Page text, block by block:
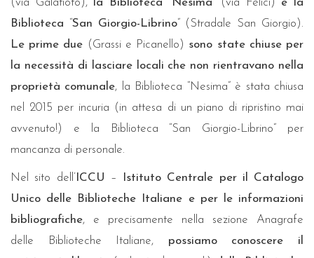
(via Galatioto),
la Biblioteca “Nesima” (via Felici) e la
Biblioteca “San Giorgio-Librino” (Stradale San Giorgio).
Le prime due (Grassi e Picanello) sono state chiuse per
la necessità di lasciare locali che non rientravano nella
proprietà comunale, la Biblioteca “Nesima” è stata chiusa
nel 2015 per incuria (in attesa di un piano di ripristino mai
avvenuto!) e la Biblioteca “San Giorgio-Librino” per
mancanza di personale.
Nel sito dell’ ICCU –
Istituto Centrale per il Catalogo
Unico delle Biblioteche Italiane e per le informazioni
bibliografiche, e precisamente nella sezione Anagrafe
delle Biblioteche Italiane, possiamo conoscere il